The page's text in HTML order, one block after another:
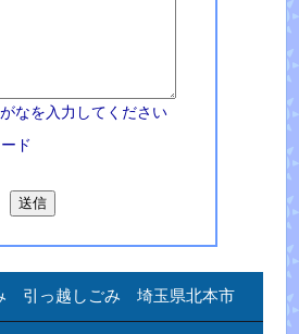
なを入力してください
引っ越しごみ 埼玉県北本市